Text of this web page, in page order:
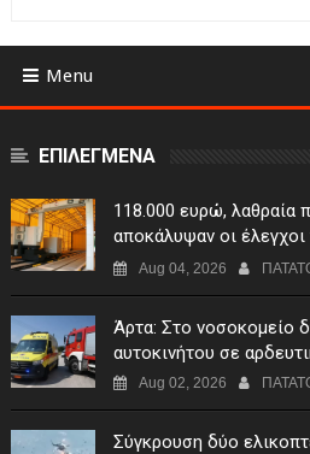
Menu
ΕΠΙΛΕΓΜΕΝΑ
118.000 ευρώ, λαθραία
αποκάλυψαν οι
Μαυρομάτι
Aug 04, 2026
Άρτα: Στο νοσοκομείο
αυτοκινήτου σε
Aug 02, 2026
Σύγκρουση δύο